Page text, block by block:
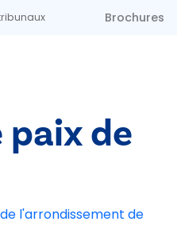
Brochures
de
l'arrondissement de